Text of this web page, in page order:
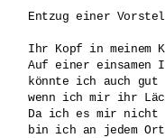
Entzug einer
Ihr Kopf in meinem
Auf einer einsamen
könnte ich auch gut
wenn ich mir ihr
Da ich es mir nicht
bin ich an jedem